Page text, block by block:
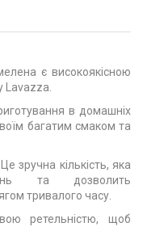
є високоякісною
Lavazza.
в домашніх
багатим смаком та
зручна кількість, яка
та дозволить
тривалого часу.
ретельністю, щоб